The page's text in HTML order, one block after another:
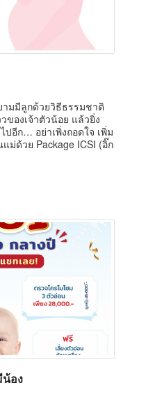
มมีลูกด้วยวิธีธรรมชาติ
ของเจ้าตัวน้อย แล้วยิ่ง
อีก… อย่าเพิ่งถอดใจ เพิ่ม
ม่ด้วย Package ICSI (อิ๊ก
อง